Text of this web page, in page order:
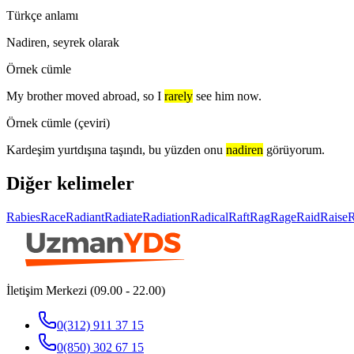
Türkçe anlamı
Nadiren, seyrek olarak
Örnek cümle
My brother moved abroad, so I rarely see him now.
Örnek cümle (çeviri)
Kardeşim yurtdışına taşındı, bu yüzden onu nadiren görüyorum.
Diğer kelimeler
RabiesRaceRadiantRadiateRadiationRadicalRaftRagRageRaidRaise
İletişim Merkezi (09.00 - 22.00)
0(312) 911 37 15
0(850) 302 67 15